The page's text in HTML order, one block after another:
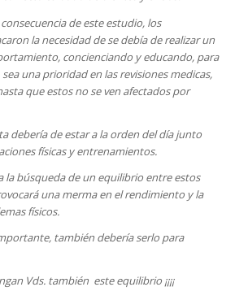
de este estudio, los
la necesidad de se debía de realizar un
concienciando y educando, para
una prioridad en las revisiones medicas,
que estos no se ven afectados por
debería de estar a la orden del día junto
físicas y entrenamientos.
la búsqueda de un equilibrio entre estos
una merma en el rendimiento y la
físicos.
también debería serlo para
Vds. también este equilibrio ¡¡¡¡